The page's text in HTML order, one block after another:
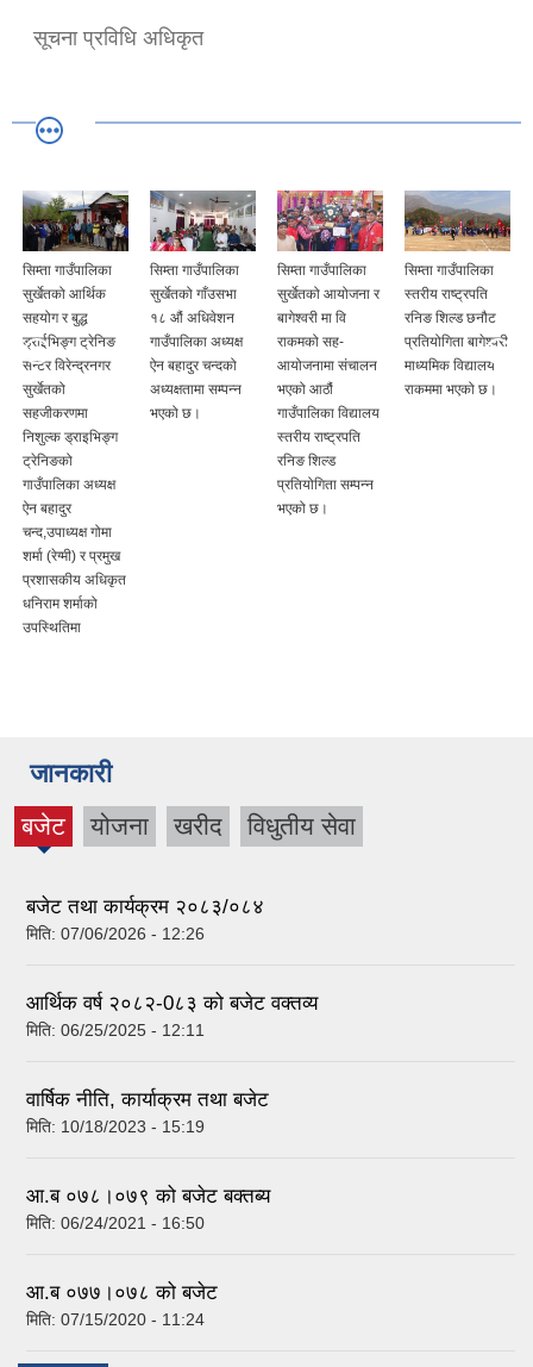
सूचना प्रविधि अधिकृत
सिम्ता गाउँपालिका
सुर्खेतको आर्थिक
सहयोग र बुद्ध
ड्राईभिङ्ग ट्रेनिङ
सेन्टर विरेन्द्रनगर
सुर्खेतको
सहजीकरणमा
निशुल्क ड्राइभिङ्ग
ट्रेनिङको
गाउँपालिका अध्यक्ष
ऐन बहादुर
चन्द,उपाध्यक्ष गोमा
शर्मा (रेग्मी) र प्रमुख
प्रशासकीय अधिकृत
धनिराम शर्माको
उपस्थितिमा
सिम्ता गाउँपालिका
सुर्खेतको गाँउसभा
१८ औं अधिवेशन
गाउँपालिका अध्यक्ष
ऐन बहादुर चन्दको
अध्यक्षतामा सम्पन्न
भएको छ।
सिम्ता गाउँपालिका
सुर्खेतको आयोजना र
बागेश्वरी मा वि
राकमको सह-
आयोजनामा संचालन
भएको आठौं
गाउँपालिका विद्यालय
स्तरीय राष्ट्रपति
रनिङ शिल्ड
प्रतियोगिता सम्पन्न
भएको छ।
सिम्ता गाउँपालिका
स्तरीय राष्ट्रपति
रनिङ शिल्ड छनौट
प्रतियोगिता बागेश्वरी
माध्यमिक विद्यालय
राकममा भएको छ।
जानकारी
बजेट
(active
योजना खरीद विधुतीय सेवा
बजेट तथा कार्यक्रम २०८३/०८४
मिति: 07/06/2026 - 12:26
आर्थिक वर्ष २०८२-0८३ को बजेट वक्तव्य
मिति: 06/25/2025 - 12:11
वार्षिक नीति, कार्याक्रम तथा बजेट
मिति: 10/18/2023 - 15:19
आ.ब ०७८।०७९ को बजेट बक्तब्य
मिति: 06/24/2021 - 16:50
आ.ब ०७७।०७८ को बजेट
मिति: 07/15/2020 - 11:24